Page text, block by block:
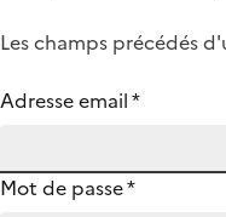
Les champs précédés
Adresse email*
Mot de passe*